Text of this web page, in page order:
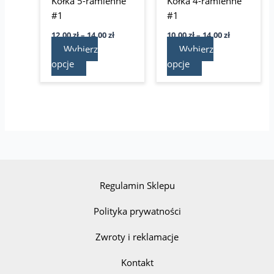
#1
12,00zł–14,00zł
Wybierz
opcje
stronie
#1
10,00zł–14,00zł
Wybierz
opcje
stronie
Regulamin Sklepu
Polityka prywatności
Zwroty i reklamacje
Kontakt